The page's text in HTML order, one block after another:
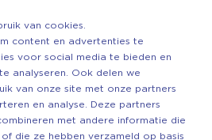
van cookies.
content en advertenties te
voor social media te bieden en
analyseren. Ook delen we
van onze site met onze partners
en analyse. Deze partners
met andere informatie die
die ze hebben verzameld op basis